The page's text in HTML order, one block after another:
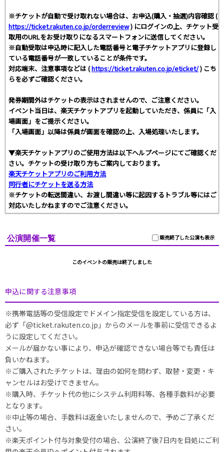
※チケットが自動で受け取れない場合は、お申込(購入・抽選)内容確認 (
https://ticket.rakuten.co.jp/orderreview) にログインの上、チケット受
取用のURLをお受け取りになるスマートフォンに送信してください。
※自動受取は申込時に記入した電話番号と電子チケットアプリに登録し
ている電話番号が一致していることが条件です。
対応端末、注意事項などは (https://ticket.rakuten.co.jp/eticket/) こち
らを必ずご確認ください。
発券期間外はチケットの表示はされませんので、ご注意ください。
イベント当日は、楽天チケットアプリを起動していただき、係員に「入
場画面」をご提示ください。
「入場画面」以降は係員が画面を確認の上、入場処理いたします。
▼楽天チケットアプリのご使用方法は以下ヘルプページにてご確認くだ
さい。チケットの受け取り方もご案内しております。
楽天チケットアプリのご利用方法
同行者にチケットを送る方法
※チケットの転送間違い、お渡し間違い等に起因するトラブル等にはご
対応いたしかねますのでご注意ください。
販売終了した公演も表示
公演開催一覧
このイベントの販売は終了しました
申込に関する注意事項
※携帯電話等の受信設定でドメイン指定受信を設定している方は、
必ず「@ticket.rakuten.co.jp」からのメールを事前に受信できるよ
うに設定してください。
メールが届かない事により、申込が確認できない場合等でも責任は
負いかねます。
※ご購入されたチケットは、理由の如何を問わず、取替・変更・キ
ャンセルはお受けできません。
※購入時、チケット代の他にシステム利用料等、各種手数料が必要
となります。
※中止等の場合、手数料は返金いたしませんので、予めご了承くだ
さい。
※楽天ポイント付与対象受付の場合、公演終了後7日内を目処にご利